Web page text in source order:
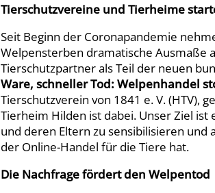
Tierschutzvereine und Tierheime
Seit Beginn der Coronapandemie
Welpensterben dramatische Ausmaße
Tierschutzpartner als Teil der neuen
Ware, schneller Tod: Welpenhandel
Tierschutzverein von 1841 e. V. (HTV),
Tierheim Hilden ist dabei. Unser Ziel ist
und deren Eltern zu sensibilisieren und
der Online-Handel für die Tiere hat.
Die Nachfrage fördert den Welpentod